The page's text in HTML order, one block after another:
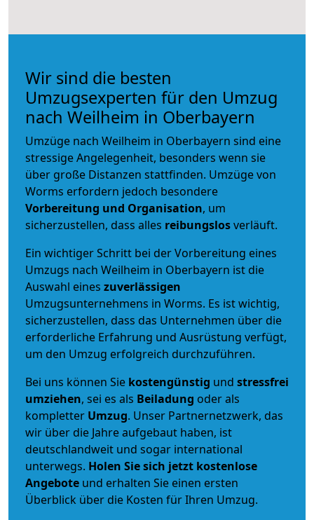
Wir sind die besten
Umzugsexperten für den Umzug
nach Weilheim in Oberbayern
Umzüge nach Weilheim in Oberbayern sind eine
stressige Angelegenheit, besonders wenn sie
über große Distanzen stattfinden. Umzüge von
Worms erfordern jedoch besondere
Vorbereitung und Organisation, um
sicherzustellen, dass alles reibungslosverläuft.
Ein wichtiger Schritt bei der Vorbereitung eines
Umzugs nach Weilheim in Oberbayern ist die
Auswahl eines zuverlässigen
Umzugsunternehmens in Worms. Es ist wichtig,
sicherzustellen, dass das Unternehmen über die
erforderliche Erfahrung und Ausrüstung verfügt,
um den Umzug erfolgreich durchzuführen.
Bei uns können Sie kostengünstig und stressfrei
umziehen, sei es als Beiladung oder als
kompletter Umzug. Unser Partnernetzwerk, das
wir über die Jahre aufgebaut haben, ist
deutschlandweit und sogar international
unterwegs. Holen Sie sich jetzt kostenlose
Angebote und erhalten Sie einen ersten
Überblick über die Kosten für Ihren Umzug.